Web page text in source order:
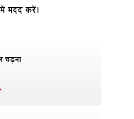
मदद करें।
चढ़ना